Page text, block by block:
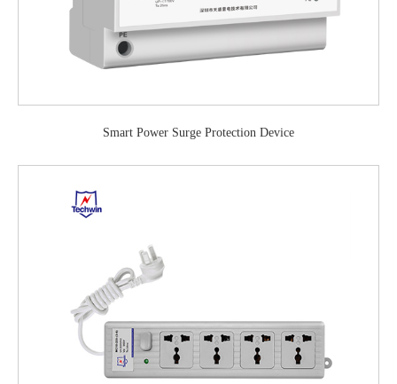
Smart Power Surge Protection Device